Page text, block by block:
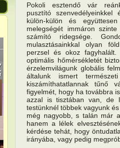
Pokoli esztendő vár
pusztító
külön-külön és
melegségét immáron
számító ridegsége.
mulasztásainkkal olyan
perzsel és okoz
optimális hőmérsékletét
érzelemvilágunk globális
általunk ismert
kiszámíthatatlannak tűnő
figyelmét, hogy ha továbbra
azzal is tisztában van, de
testünknél többek vagyunk
még nagyobb, s talán már
hanem a lélek
kérdése tehát, hogy
irányába, vagy pedig